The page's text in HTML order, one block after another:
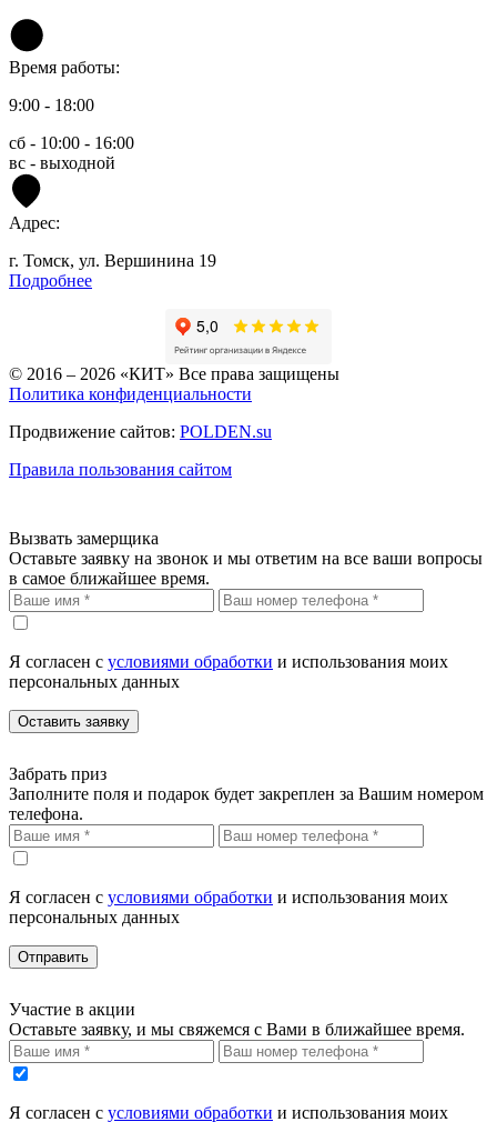
Время работы:
9:00 - 18:00
сб - 10:00 - 16:00
вс - выходной
Адрес:
г. Томск, ул. Вершинина 19
Подробнее
© 2016 – 2026 «КИТ» Все права защищены
Политика конфиденциальности
Продвижение сайтов: POLDEN.su
Правила пользования сайтом
Вызвать замерщика
Оставьте заявку на звонок и мы ответим на все ваши вопросы
в самое ближайшее время.
Я согласен с условиями обработки и использования моих
персональных данных
Оставить заявку
Забрать приз
Заполните поля и подарок будет закреплен за Вашим номером
телефона.
Я согласен с условиями обработки и использования моих
персональных данных
Отправить
Участие в акции
Оставьте заявку, и мы свяжемся с Вами в ближайшее время.
Я согласен с условиями обработки и использования моих